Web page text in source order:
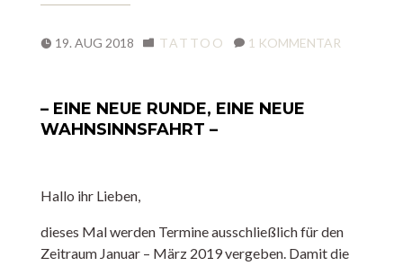
19. AUG 2018 TATTOO 1 KOMMENTAR
– EINE NEUE RUNDE, EINE NEUE
WAHNSINNSFAHRT –
Hallo ihr Lieben,
dieses Mal werden Termine ausschließlich für den
Zeitraum Januar – März 2019 vergeben. Damit die